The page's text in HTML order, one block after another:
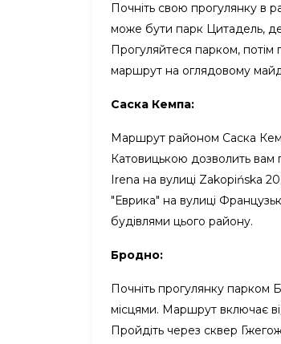
Почніть свою прогулянку в
може бути парк Цитадель,
Прогуляйтеся парком, потім
маршрут на оглядовому
Саска Кемпа:
Маршрут районом Саска
Катовицькою дозволить вам
Irena на вулиці Zakopińska
"Еврика" на вулиці
будівлями цього району.
Бродно:
Почніть прогулянку парком
місцями. Маршрут включає
Пройдіть через сквер